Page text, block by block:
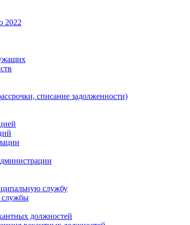
2022
списание задолженности)
службу
службы
должностей